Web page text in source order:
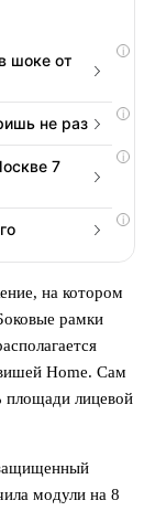
i
шоке от
i
не раз
i
7
i
на котором
рамки
Home. Сам
площади лицевой
модули на 8